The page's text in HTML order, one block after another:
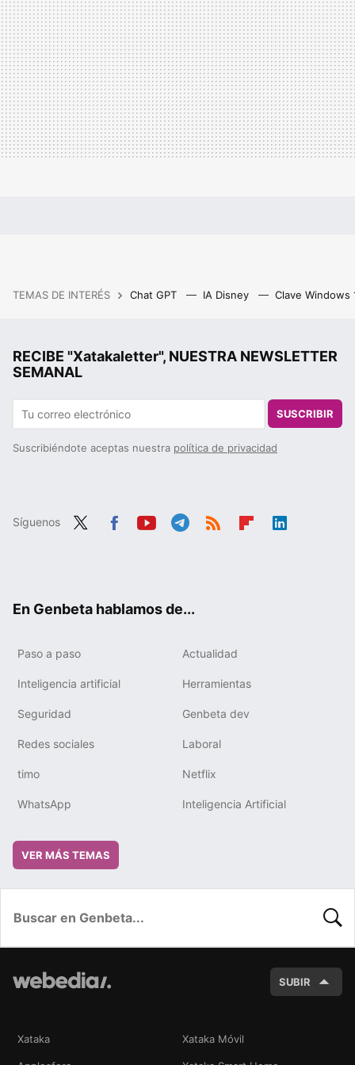
TEMAS DE INTERÉS Chat GPT IA Disney Clave Windows
RECIBE "Xatakaletter", NUESTRA NEWSLETTER
SEMANAL
SUSCRIBIR
Suscribiéndote aceptas nuestra política de privacidad
Síguenos
En Genbeta hablamos de...
Paso a paso Actualidad
Inteligencia artificial Herramientas
Seguridad Genbeta dev
Redes sociales Laboral
timo Netflix
WhatsApp Inteligencia Artificial
VER MÁS TEMAS
SUBIR
Xataka Xataka Móvil